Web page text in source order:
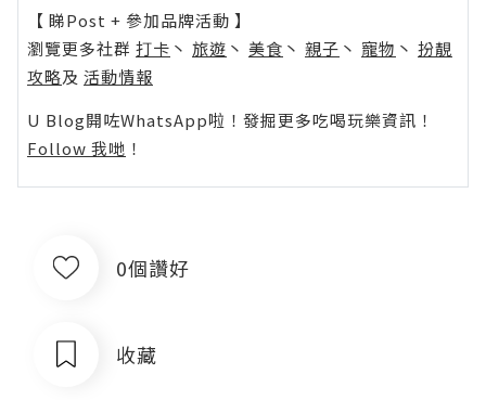
【 睇Post + 參加品牌活動 】
瀏覽更多社群 打卡 丶 旅遊 丶 美食 丶 親子 丶 寵物 丶 扮靚
攻略及 活動情報
U Blog開咗WhatsApp啦！發掘更多吃喝玩樂資訊！
Follow 我哋 ！
0個讚好
收藏